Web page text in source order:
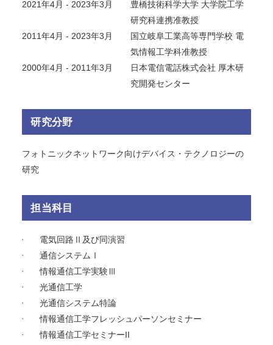
2021年4月 - 2023年3月
豊橋技術科学大学 大学院工学
研究科連携准教授
2011年4月 - 2023年3月
国立岐阜工業高等専門学校 電
気情報工学科准教授
2000年4月 - 2011年3月
日本電信電話株式会社 厚木研
究開発センター
研究分野
フォトニックネットワーク向けデバイス・テクノロジーの
研究
担当科目
電気回路Ⅱ及び同演習
通信システムⅠ
情報通信工学実験Ⅲ
光通信工学
光通信システム特論
情報通信工学フレッシュパーソンセミナー
情報通信工学セミナーII